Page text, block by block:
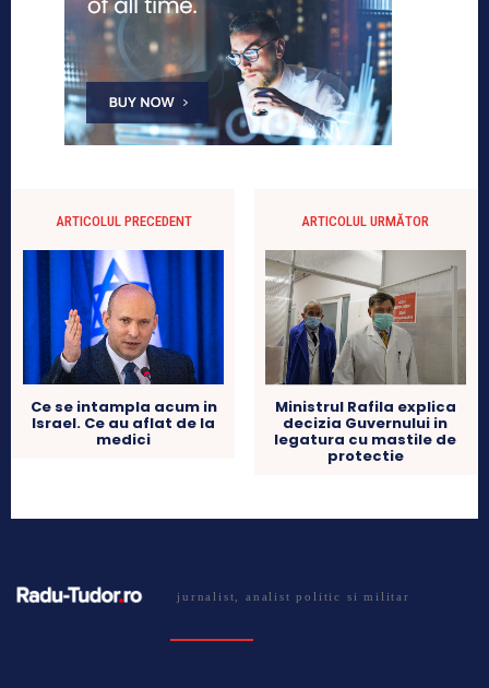
ARTICOLUL PRECEDENT
Ce se intampla acum in
Israel. Ce au aflat de la
medici
ARTICOLUL URMĂTOR
Ministrul Rafila explica
decizia Guvernului in
legatura cu mastile de
protectie
jurnalist, analist politic si militar